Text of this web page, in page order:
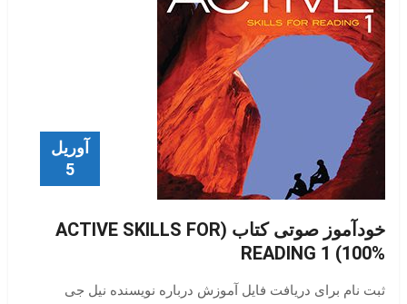
آوریل
5
خودآموز صوتی کتاب (ACTIVE SKILLS FOR
READING 1 (100%
ثبت نام برای دریافت فایل آموزش درباره نویسنده نیل جی